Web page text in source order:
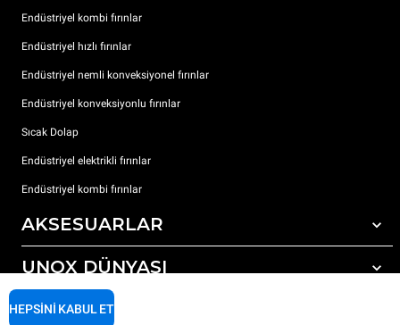
Endüstriyel kombi fırınlar
Endüstriyel hızlı fırınlar
Endüstriyel nemli konveksiyonel fırınlar
Endüstriyel konveksiyonlu fırınlar
Sıcak Dolap
Endüstriyel elektrikli fırınlar
Endüstriyel kombi fırınlar
AKSESUARLAR
Tüm aksesuarlar
Otomatik yıkama için deterjanlar
UNOX DÜNYASI
Dünyadaki ofislerimizx
DESTEK
HEPSINI KABUL ET